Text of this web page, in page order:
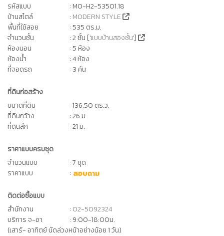
รหัสแบบ
: MO-H2-53501.18
บ้านสไตล์
: MODERN STYLE
พื้นที่ใช้สอย
: 535 ตร.ม.
จำนวนชั้น
: 2 ชั้น ['แบบบ้านสองชั้น']
ห้องนอน
: 5 ห้อง
ห้องน้ำ
: 4 ห้อง
ที่จอดรถ
: 3 คัน
ที่ดินก่อสร้าง
ขนาดที่ดิน
: 136.50 ตร.ว.
ที่ดินกว้าง
: 26 ม.
ที่ดินลึก
: 21 ม.
ราคาแบบครบชุด
จำนวนแบบ
: 7 ชุด
ราคาแบบ
: สอบถาม
ติดต่อซื้อแบบ
สำนักงาน
: 02-5092324
บริการ จ-อา
: 9:00-18:00น.
(เสาร์- อาทิตย์ นัดล่วงหน้าอย่างน้อย 1 วัน)